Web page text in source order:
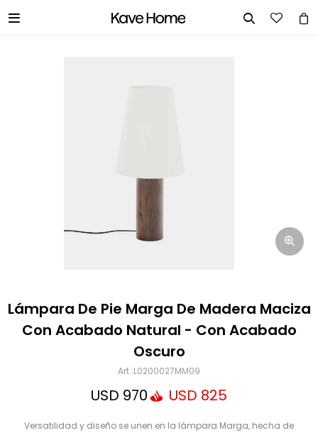
 
Lámpara De Pie Marga De Madera Maciza
Con Acabado Natural - Con Acabado
Oscuro
L0200027MM09
USD 970 USD 825
Versatilidad y diseño se unen en la lámpara Marga, hecha de
INFORMAREMOS CUANDO TENGAMOS
Mensaje